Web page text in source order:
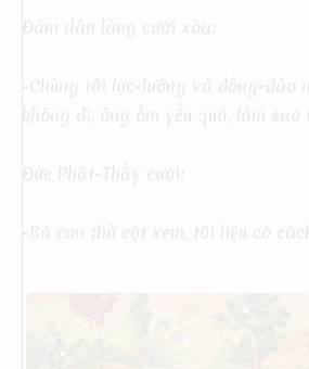
Đám dân làng cười xòa:
-Chúng tôi lực-lưỡng và đông-đảo
không đi, ông ốm yếu quá, làm sao
Đức Phật-Thầy cười:
-Bà con thử cột xem, tôi liệu có